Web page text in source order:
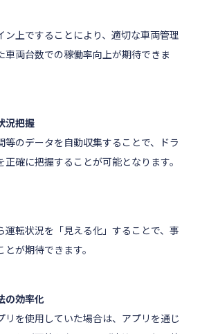
ン上ですることにより、適切な車両管理
車両台数での稼働率向上が期待できま
況把握
等のデータを自動収集することで、ドラ
確に把握することが可能となります。
運転状況を「見える化」することで、事
が期待できます。
の効率化
リを使用していた場合は、アプリを通じ